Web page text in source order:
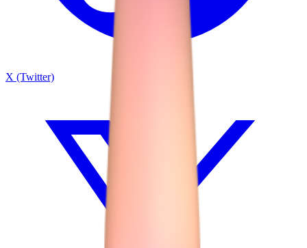
X (Twitter)